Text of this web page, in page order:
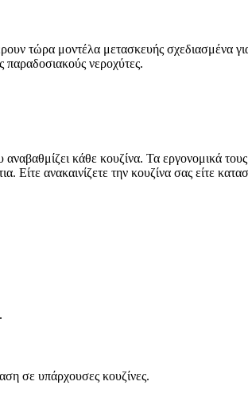
τώρα μοντέλα μετασκευής σχεδιασμένα
παραδοσιακούς νεροχύτες.
αναβαθμίζει κάθε κουζίνα. Τα εργονομικά
Είτε ανακαινίζετε την κουζίνα σας είτε
σε υπάρχουσες κουζίνες.